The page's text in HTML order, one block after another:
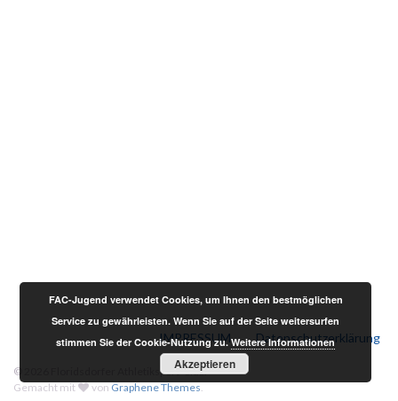
IMPRESSUM Datenschutzerklärung
© 2026 Floridsdorfer Athletiksport-Club.
Gemacht mit
von Graphene Themes.
FAC-Jugend verwendet Cookies, um Ihnen den bestmöglichen
Service zu gewährleisten. Wenn Sie auf der Seite weitersurfen
stimmen Sie der Cookie-Nutzung zu.Weitere Informationen
Akzeptieren